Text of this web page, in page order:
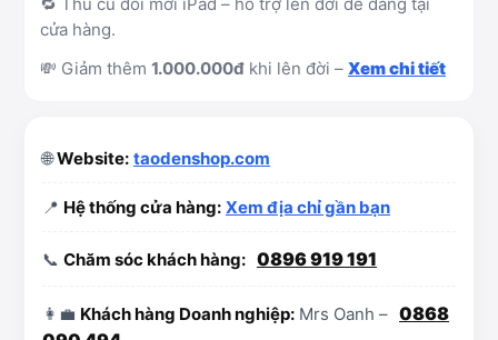
cửa hàng.
💸 Giảm thêm 1.000.000đ khi lên đời – Xem chi tiết
🌐Website: taodenshop.com
📍 Hệ thống cửa hàng: Xem địa chỉ gần bạn
📞 Chăm sóc khách hàng: 0896 919 191
👩‍💼 Khách hàng Doanh nghiệp: Mrs Oanh – 0868